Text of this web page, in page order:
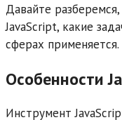
Давайте
JavaScript, какие
сферах применяется.
Особенности
Инструмент